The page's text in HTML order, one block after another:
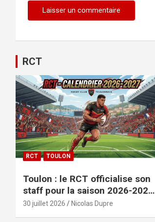
RCT
RCT TOULON
Toulon : le RCT officialise son
staff pour la saison 2026-2027+
le calendrier
30 juillet 2026 Nicolas Dupre